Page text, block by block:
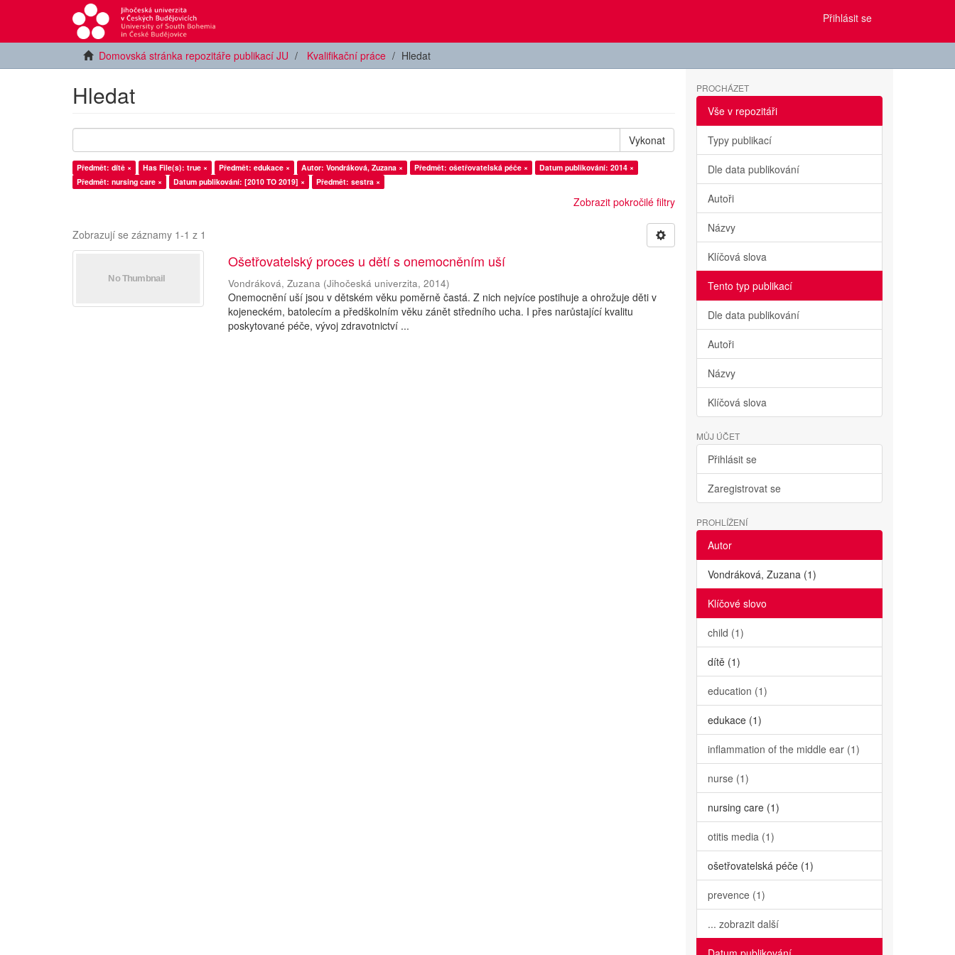
Přihlásit se
Domovská stránka repozitáře publikací JU Kvalifikační práce Hledat
Hledat
Vykonat
Předmět: dítě × Has File(s): true × Předmět: edukace × Autor: Vondráková, Zuzana × Předmět: ošetřovatelská péče ×
Datum publikování: 2014 ×
Předmět: nursing care ×
Datum publikování: [2010 TO 2019] × Předmět: sestra ×
Zobrazit pokročilé filtry
Zobrazují se záznamy 1-1 z 1
Ošetřovatelský proces u dětí s onemocněním uší
Vondráková, Zuzana (Jihočeská univerzita,2014)
Onemocnění uší jsou v dětském věku poměrně častá. Z nich nejvíce postihuje a ohrožuje děti v
kojeneckém, batolecím a předškolním věku zánět středního ucha. I přes narůstající kvalitu
poskytované péče, vývoj zdravotnictví ...
PROCHÁZET
Vše v repozitáři
Typy publikací
Dle data publikování
Autoři
Názvy
Klíčová slova
Tento typ publikací
Dle data publikování
Autoři
Názvy
Klíčová slova
MŮJ ÚČET
Přihlásit se
Zaregistrovat se
PROHLÍŽENÍ
Autor
Vondráková, Zuzana (1)
Klíčové slovo
child (1)
dítě (1)
education (1)
edukace (1)
inflammation of the middle ear (1)
nurse (1)
nursing care (1)
otitis media (1)
ošetřovatelská péče (1)
prevence (1)
... zobrazit další